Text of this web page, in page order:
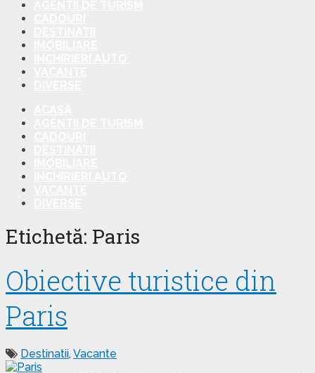
Etichetă: Paris
Obiective turistice din
Paris
Destinatii, Vacante